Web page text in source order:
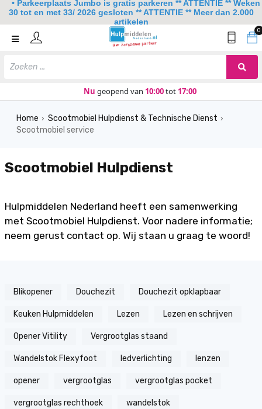
0
Nu geopend van 10:00tot 17:00
Home
Keuken
Over ons
Contact
Home › Scootmobiel Hulpdienst & Technische Dienst ›
Scootmobiel service
Scootmobiel Hulpdienst
Hulpmiddelen Nederland heeft een samenwerking
met Scootmobiel Hulpdienst. Voor nadere informatie;
neem gerust contact op. Wij staan u graag te woord!
Blikopener Douchezit Douchezit opklapbaar
Keuken Hulpmiddelen Lezen Lezen en schrijven
Opener Vitility Vergrootglas staand
Wandelstok Flexyfoot ledverlichting lenzen
opener vergrootglas vergrootglas pocket
vergrootglas rechthoek wandelstok
• Parkeerplaats Jumbo is gratis parkeren ** ATTENTIE ** Weken
30 tot en met 33/ 2026 gesloten ** ATTENTIE ** Meer dan 2.000
artikelen